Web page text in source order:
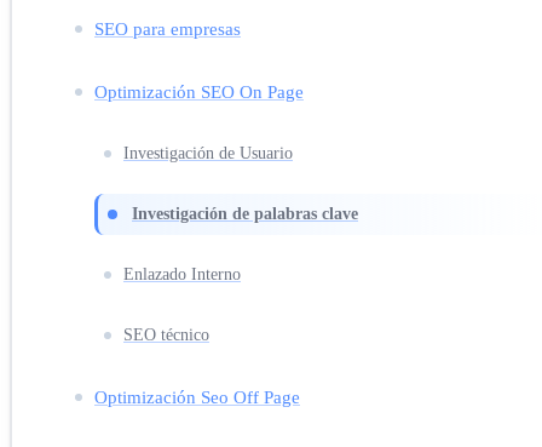
SEO para empresas
Optimización SEO On Page
Investigación de Usuario
Investigación de palabras clave
Enlazado Interno
SEO técnico
Optimización Seo Off Page